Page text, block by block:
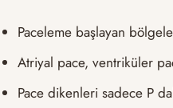
Paceleme başlayan
Atriyal pace, ventriküler
Pace dikenleri sadece P